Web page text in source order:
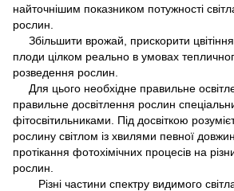
найточнішим показником потужності
рослин.
Збільшити врожай, прискорити
плоди цілком реально в умовах
розведення рослин.
Для цього необхідне правильне
правильне досвітлення рослин
фітосвітильниками. Під досвіткою
рослину світлом із хвилями певної
протікання фотохімічних процесів на
рослин.
Різні частини спектру видимого